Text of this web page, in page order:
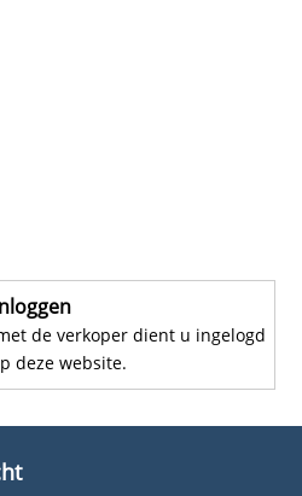
de verkoper dient u ingelogd
deze website.